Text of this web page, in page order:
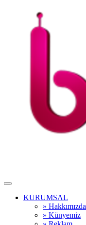
KURUMSAL
» Hakkımızda
» Künyemiz